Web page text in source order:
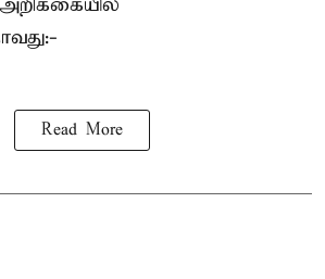
Read More